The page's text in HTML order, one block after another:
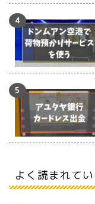
よく読まれて